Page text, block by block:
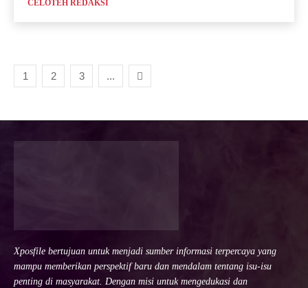
CELOTEH REDAKSI
1 2 3 ...
Xposfile bertujuan untuk menjadi sumber informasi terpercaya yang
mampu memberikan perspektif baru dan mendalam tentang isu-isu
penting di masyarakat. Dengan misi untuk mengedukasi dan